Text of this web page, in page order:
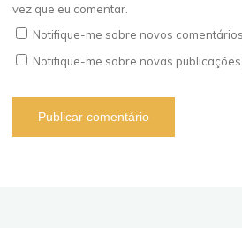
vez que eu comentar.
Notifique-me sobre novos
Notifique-me sobre novas publicações